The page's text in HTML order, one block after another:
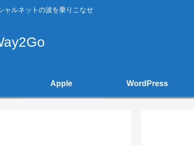
ャルネットの波を乗りこなせ
Apple WordPress